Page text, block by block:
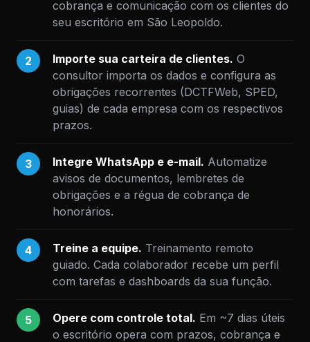
cobrança e comunicação com os clientes do
seu escritório em São Leopoldo.
2 Importe sua carteira de clientes. O
consultor importa os dados e configura as
obrigações recorrentes (DCTFWeb, SPED,
guias) de cada empresa com os respectivos
prazos.
3 Integre WhatsApp e e-mail. Automatize
avisos de documentos, lembretes de
obrigações e a régua de cobrança de
honorários.
4 Treine a equipe. Treinamento remoto
guiado. Cada colaborador recebe um perfil
com tarefas e dashboards da sua função.
5 Opere com controle total. Em ~7 dias úteis
o escritório opera com prazos, cobrança e